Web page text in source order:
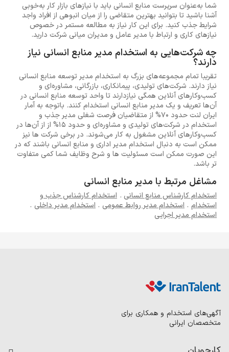
شما به‌عنوان سرپرست منابع انسانی باید با نیازهای بازار کار به‌خوبی
آشنا باشید تا بتوانید بهترین متقاضی را از میان انبوهی از افراد واجد
شرایط جذب کنید. برای این کار نیاز به مطالعه مستمر در خصوص
نیازهای کاری و ارتباط با مدیر عامل و مدیران میانی شرکت دارید.
چه شرکت‌هایی به استخدام مدیر منابع انسانی نیاز
دارند؟
تقریبا تمام مجموعه‌های بزرگ به استخدام مدیر توسعه منابع انسانی
نیاز دارند. شرکت‌های تولیدی، پیمانکاری، بازرگانی، مشاوره‌ای و
کسب‌وکارهای آنلاین همگی نیازدارند تا واحد توسعه منابع انسانی در
آن‌ها تعریف و یک مدیر منابع انسانی استخدام کنند. باتوجه به آمار
ایران لنت حدود 70% از متقاضیان فرصت شغلی مدیر جذب و
استخدام در شرکت‌های تولیدی و مشاوره‌ای و حدود 15% از از آن‌ها در
کسب‌وکارهای آنلاین مشغول به کار می‌شوند. در برخی شرکت ها نیز
ممکن است به دنبال استخدام مدیر اداری و منابع انسانی باشند که در
این صورت ممکن است مسئولیت ها و شرح وظایف شما کمی متفاوت
تر باشد.
مشاغل مرتبط با مدیر منابع انسانی
استخدام کارشناس منابع انسانی . استخدام کارشناس جذب و
استخدام . استخدام مدیر روابط عمومی . استخدام مدیر داخلی .
استخدام مدیر اجرایی
آگهی‌های استخدام و همکاری برای
متخصصان ایرانی